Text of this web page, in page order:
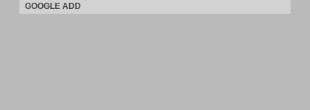
GOOGLE ADD